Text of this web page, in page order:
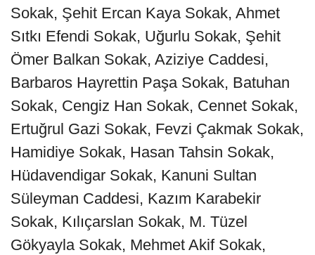
Sokak, Şehit Ercan Kaya Sokak, Ahmet
Sıtkı Efendi Sokak, Uğurlu Sokak, Şehit
Ömer Balkan Sokak, Aziziye Caddesi,
Barbaros Hayrettin Paşa Sokak, Batuhan
Sokak, Cengiz Han Sokak, Cennet Sokak,
Ertuğrul Gazi Sokak, Fevzi Çakmak Sokak,
Hamidiye Sokak, Hasan Tahsin Sokak,
Hüdavendigar Sokak, Kanuni Sultan
Süleyman Caddesi, Kazım Karabekir
Sokak, Kılıçarslan Sokak, M. Tüzel
Gökyayla Sokak, Mehmet Akif Sokak,